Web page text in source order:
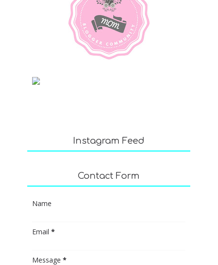
Instagram Feed
Contact Form
Name
Email*
Message*